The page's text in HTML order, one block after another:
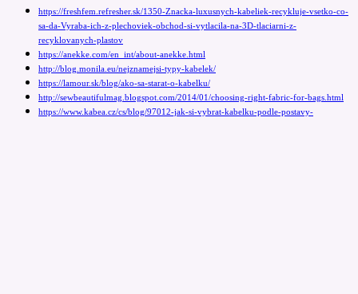
https://freshfem.refresher.sk/1350-Znacka-luxusnych-kabeliek-recykluje-vsetko-co-
sa-da-Vyraba-ich-z-plechoviek-obchod-si-vytlacila-na-3D-tlaciarni-z-
recyklovanych-plastov
https://anekke.com/en_int/about-anekke.html
http://blog.monila.eu/nejznamejsi-typy-kabelek/
https://lamour.sk/blog/ako-sa-starat-o-kabelku/
http://sewbeautifulmag.blogspot.com/2014/01/choosing-right-fabric-for-bags.html
https://www.kabea.cz/cs/blog/97012-jak-si-vybrat-kabelku-podle-postavy-